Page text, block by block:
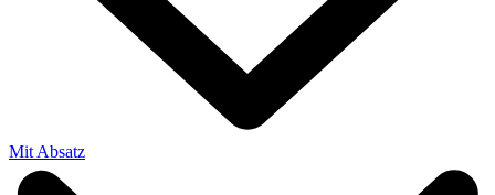
Mit Absatz